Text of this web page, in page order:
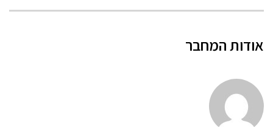
אודות המחבר